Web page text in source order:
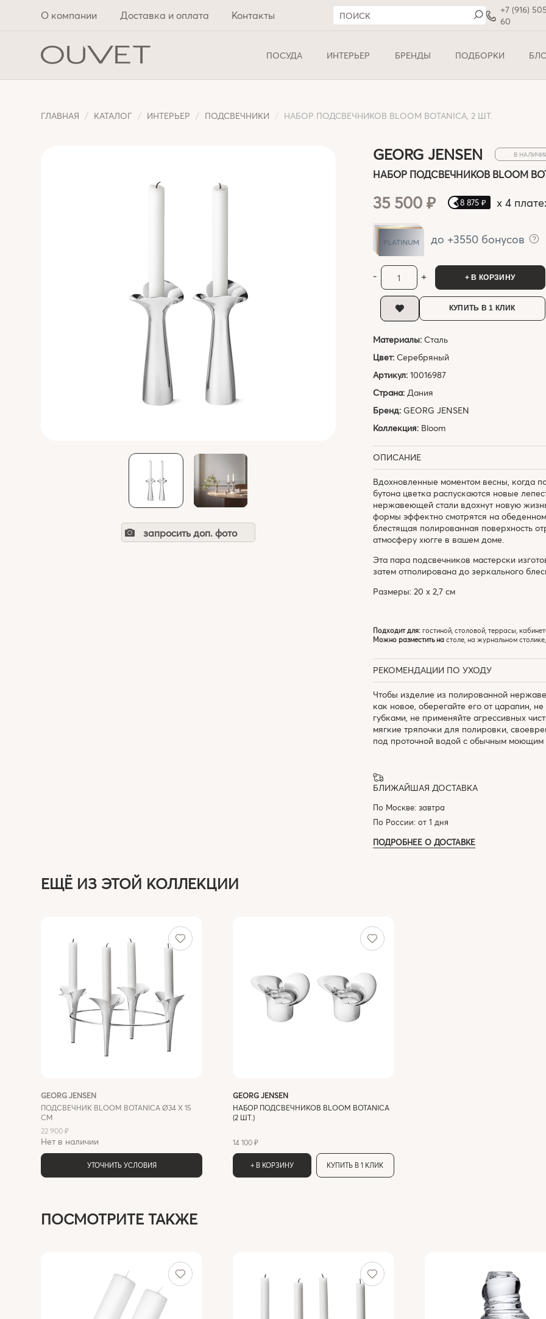
О компании Доставка и оплата Контакты
+7 (916)
60
ПОСУДА ИНТЕРЬЕР БРЕНДЫ ПОДБОРКИ
ГЛАВНАЯ КАТАЛОГ ИНТЕРЬЕР ПОДСВЕЧНИКИ НАБОР ПОДСВЕЧНИКОВ BLOOM BOTANICA, 2 ШТ.
запросить доп. фото
GEORG JENSEN В
НАБОР ПОДСВЕЧНИКОВ BLOOM
35 500 ₽ 8 875 ₽ x 4
до +3550 бонусов
- + + В КОРЗИНУ
КУПИТЬ В 1 КЛИК
Материалы: Сталь
Цвет: Серебряный
Артикул: 10016987
Страна: Дания
Бренд: GEORG JENSEN
Коллекция: Bloom
ОПИСАНИЕ
Вдохновленные моментом весны, когда
бутона цветка распускаются новые
нержавеющей стали вдохнут новую
формы эффектно смотрятся на
блестящая полированная поверхность
атмосферу хюгге в вашем доме.
Эта пара подсвечников мастерски
затем отполирована до зеркального
Размеры: 20 х 2,7 см
Подходит для:гостиной, столовой, террасы,
Можно разместить настоле, на журнальном
РЕКОМЕНДАЦИИ ПО УХОДУ
Чтобы изделие из полированной
как новое, оберегайте его от царапин,
губками, не применяйте агрессивных
мягкие тряпочки для полировки,
под проточной водой с обычным моющим
БЛИЖАЙШАЯ ДОСТАВКА
По Москве: завтра
По России: от 1 дня
ПОДРОБНЕЕ О ДОСТАВКЕ
ЕЩЁ ИЗ ЭТОЙ КОЛЛЕКЦИИ
GEORG JENSEN
ПОДСВЕЧНИК BLOOM BOTANICA Ø34 Х 15
СМ
22 900 ₽
Нет в наличии
УТОЧНИТЬ УСЛОВИЯ
GEORG JENSEN
НАБОР ПОДСВЕЧНИКОВ BLOOM BOTANICA
(2 ШТ.)
14 100 ₽
+ В КОРЗИНУ КУПИТЬ В 1 КЛИК
ПОСМОТРИТЕ ТАКЖЕ